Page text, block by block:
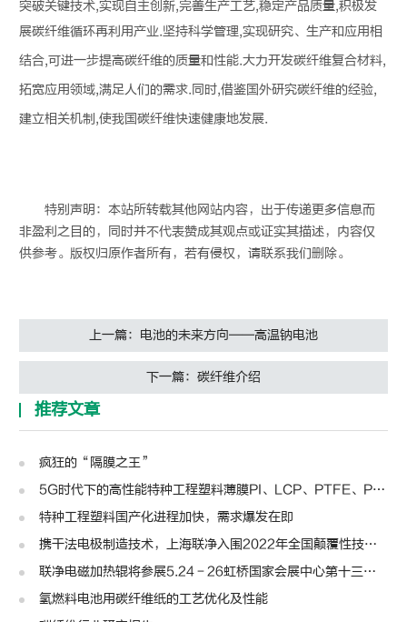
突破关键技术,实现自主创新,完善生产工艺,稳定产品质量,积极发
展碳纤维循环再利用产业.坚持科学管理,实现研究、生产和应用相
结合,可进一步提高碳纤维的质量和性能.大力开发碳纤维复合材料,
拓宽应用领域,满足人们的需求.同时,借鉴国外研究碳纤维的经验,
建立相关机制,使我国碳纤维快速健康地发展.
特别声明：本站所转载其他网站内容，出于传递更多信息而
非盈利之目的，同时并不代表赞成其观点或证实其描述，内容仅
供参考。版权归原作者所有，若有侵权，请联系我们删除。
上一篇：电池的未来方向——高温钠电池
下一篇：碳纤维介绍
推荐文章
疯狂的“隔膜之王”
5G时代下的高性能特种工程塑料薄膜PI、LCP、PTFE、PPS、PEEK、PEN
特种工程塑料国产化进程加快，需求爆发在即
携干法电极制造技术，上海联净入围2022年全国颠覆性技术创新大赛
联净电磁加热辊将参展5.24－26虹桥国家会展中心第十三届模切展
氢燃料电池用碳纤维纸的工艺优化及性能